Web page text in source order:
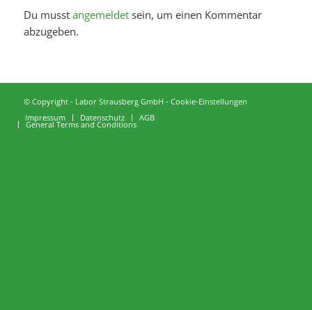
Du musst angemeldetsein, um einen Kommentar
abzugeben.
© Copyright - Labor Strausberg GmbH - Cookie-Einstellungen
Impressum
Datenschutz AGB
General Terms and Conditions